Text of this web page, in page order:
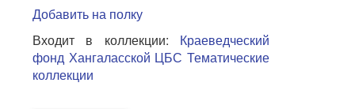
Добавить на полку
Входит в коллекции: Краеведческий
фонд Хангаласской ЦБС Тематические
коллекции